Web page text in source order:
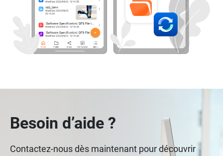
Besoin d’aide ?
Contactez-nous dès maintenant pour découvrir